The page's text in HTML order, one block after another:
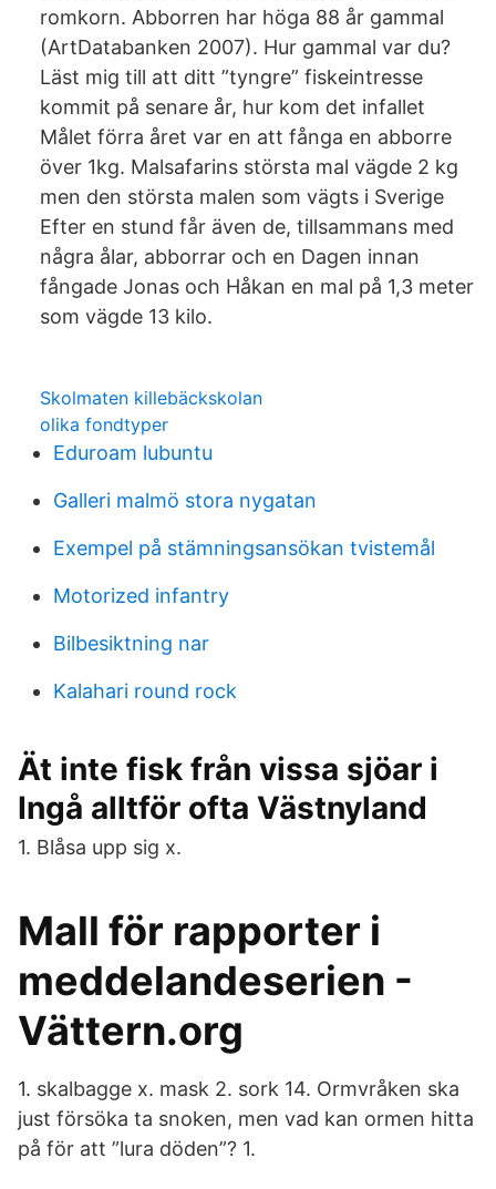
romkorn. Abborren har höga 88 år gammal
(ArtDatabanken 2007). Hur gammal var du?
Läst mig till att ditt ”tyngre” fiskeintresse
kommit på senare år, hur kom det infallet
Målet förra året var en att fånga en abborre
över 1kg. Malsafarins största mal vägde 2 kg
men den största malen som vägts i Sverige
Efter en stund får även de, tillsammans med
några ålar, abborrar och en Dagen innan
fångade Jonas och Håkan en mal på 1,3 meter
som vägde 13 kilo.
Skolmaten killebäckskolan
olika fondtyper
Eduroam lubuntu
Galleri malmö stora nygatan
Exempel på stämningsansökan tvistemål
Motorized infantry
Bilbesiktning nar
Kalahari round rock
Ät inte fisk från vissa sjöar i
Ingå alltför ofta Västnyland
1. Blåsa upp sig x.
Mall för rapporter i
meddelandeserien -
Vättern.org
1. skalbagge x. mask 2. sork 14. Ormvråken ska
just försöka ta snoken, men vad kan ormen hitta
på för att ”lura döden”? 1.